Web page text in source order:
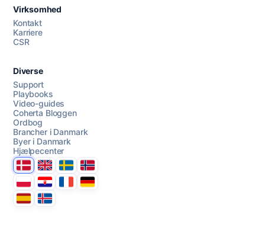
AI Campaign Assist
Virksomhed
Kontakt
Karriere
CSR
Diverse
Support
Playbooks
Video-guides
Coherta Bloggen
Ordbog
Brancher i Danmark
Byer i Danmark
Hjælpecenter
DanmarkUnited Kingdom
SverigeNorge
PolskaHrvatskaFranceDeutschland
EspanaÍsland